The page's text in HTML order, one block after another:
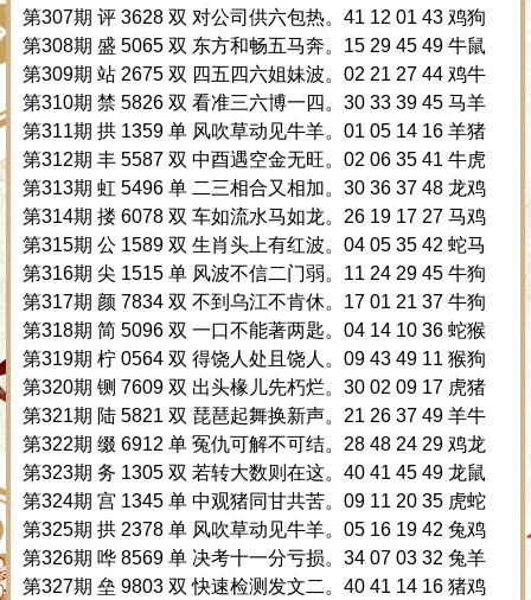
第307期 评 3628 双 对公司供六包热。41 12 01 43 鸡狗
第308期 盛 5065 双 东方和畅五马奔。15 29 45 49 牛鼠
第309期 站 2675 双 四五四六姐妹波。02 21 27 44 鸡牛
第310期 禁 5826 双 看准三六博一四。30 33 39 45 马羊
第311期 拱 1359 单 风吹草动见牛羊。01 05 14 16 羊猪
第312期 丰 5587 双 中酉遇空金无旺。02 06 35 41 牛虎
第313期 虹 5496 单 二三相合又相加。30 36 37 48 龙鸡
第314期 搂 6078 双 车如流水马如龙。26 19 17 27 马鸡
第315期 公 1589 双 生肖头上有红波。04 05 35 42 蛇马
第316期 尖 1515 单 风波不信二门弱。11 24 29 45 牛狗
第317期 颜 7834 双 不到乌江不肯休。17 01 21 37 牛狗
第318期 简 5096 双 一口不能著两匙。04 14 10 36 蛇猴
第319期 柠 0564 双 得饶人处且饶人。09 43 49 11 猴狗
第320期 铡 7609 双 出头椽儿先朽烂。30 02 09 17 虎猪
第321期 陆 5821 双 琵琶起舞换新声。21 26 37 49 羊牛
第322期 缀 6912 单 冤仇可解不可结。28 48 24 29 鸡龙
第323期 务 1305 双 若转大数则在这。40 41 45 49 龙鼠
第324期 宫 1345 单 中观猪同甘共苦。09 11 20 35 虎蛇
第325期 拱 2378 单 风吹草动见牛羊。05 16 19 42 兔鸡
第326期 哗 8569 单 决考十一分亏损。34 07 03 32 兔羊
第327期 垒 9803 双 快速检测发文二。40 41 14 16 猪鸡